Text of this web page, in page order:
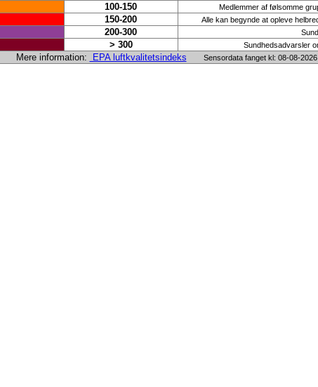
100-150 Medlemmer af følsomme
150-200 Alle kan begynde at opleve
200-300
> 300 Sundhedsadvarsler
Mere information: EPA luftkvalitetsindeks Sensordata fanget kl: 08-08-